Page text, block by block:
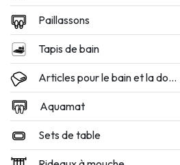
Paillassons
Tapis de bain
Articles pour le bain et la douche
Aquamat
Sets de table